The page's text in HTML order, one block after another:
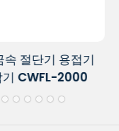
절단기 용접기
CWFL-2000